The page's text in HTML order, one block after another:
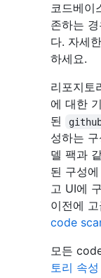
코드베이
존하는
다. 자세
하세요.
리포지토
에 대한
된
성하는
델 팩과
된 구성
고 UI에
이전에
code
모든
토리 속